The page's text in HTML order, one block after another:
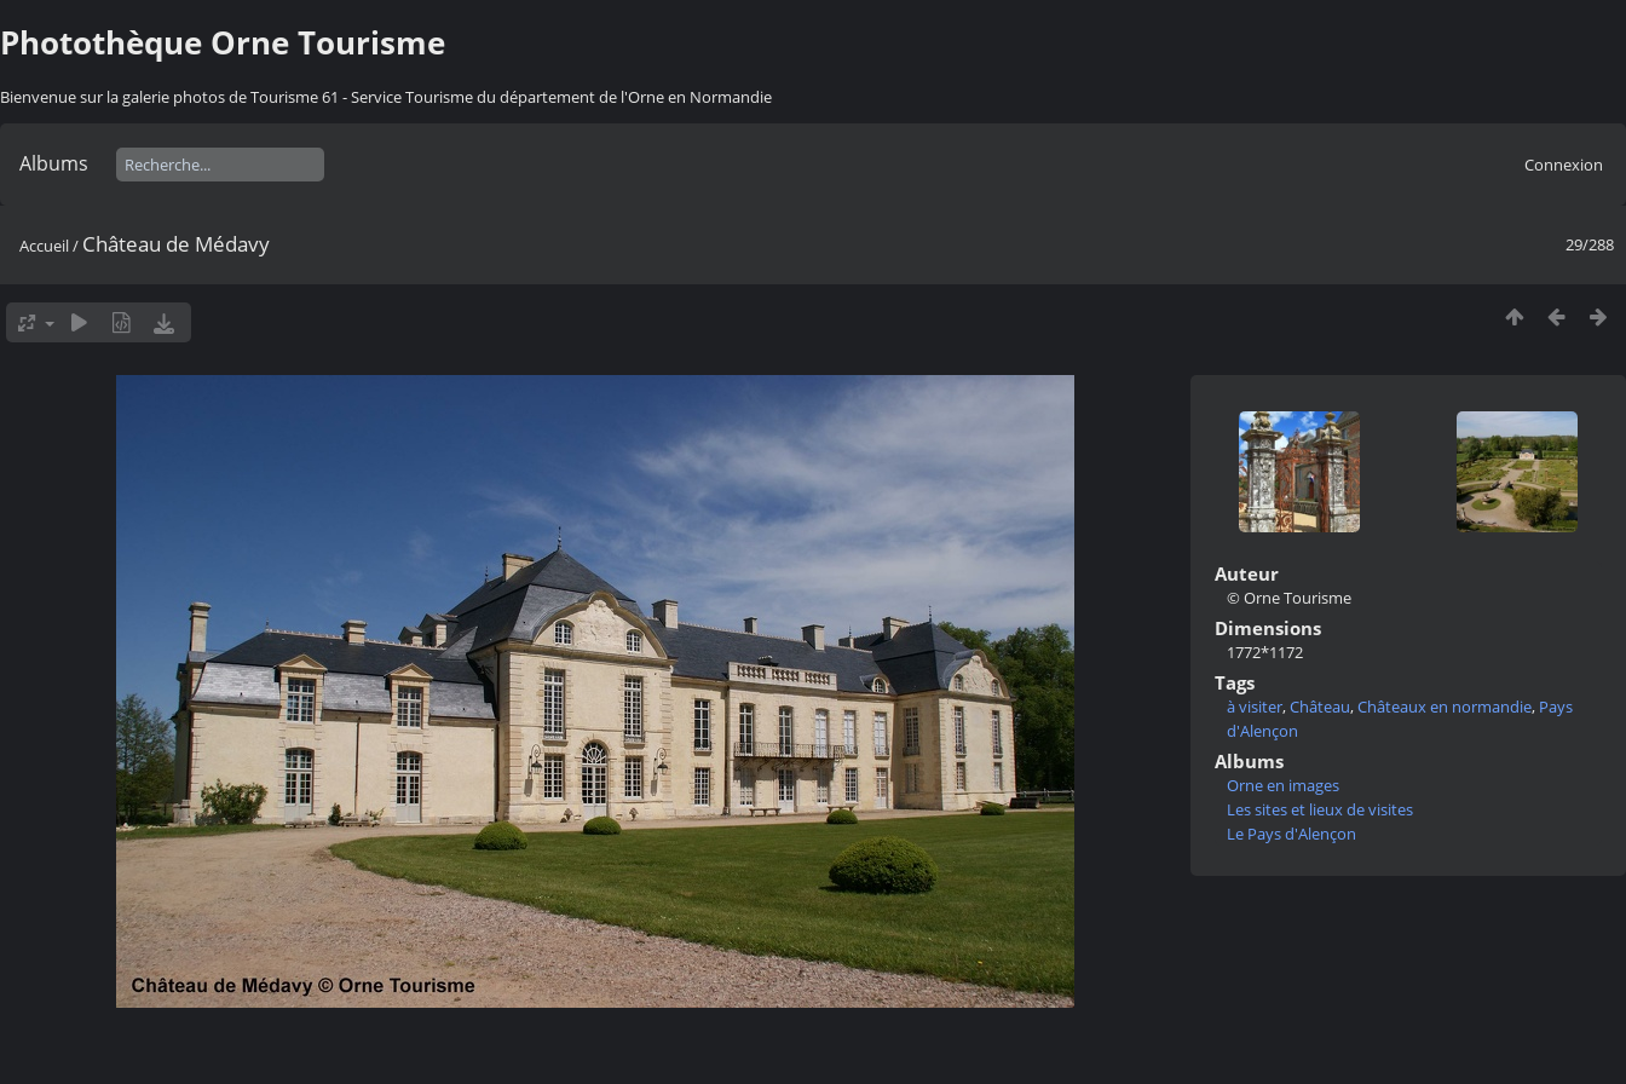
Photothèque Orne Tourisme
Bienvenue sur la galerie photos de Tourisme 61 - Service Tourisme du département de l'Orne en Normandie
Albums Connexion
29/288
Accueil/ Château de Médavy
Auteur
© Orne Tourisme
Dimensions
1772*1172
Tags
à visiter,Château,Châteaux en normandie, Pays
d'Alençon
Albums
Orne en images
Les sites et lieux de visites
Le Pays d'Alençon